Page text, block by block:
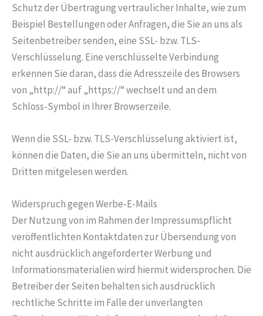
Schutz der Übertragung vertraulicher Inhalte, wie zum
Beispiel Bestellungen oder Anfragen, die Sie an uns als
Seitenbetreiber senden, eine SSL- bzw. TLS-
Verschlüsselung. Eine verschlüsselte Verbindung
erkennen Sie daran, dass die Adresszeile des Browsers
von „http://“ auf „https://“ wechselt und an dem
Schloss-Symbol in Ihrer Browserzeile.
Wenn die SSL- bzw. TLS-Verschlüsselung aktiviert ist,
können die Daten, die Sie an uns übermitteln, nicht von
Dritten mitgelesen werden.
Widerspruch gegen Werbe-E-Mails
Der Nutzung von im Rahmen der Impressumspflicht
veröffentlichten Kontaktdaten zur Übersendung von
nicht ausdrücklich angeforderter Werbung und
Informationsmaterialien wird hiermit widersprochen. Die
Betreiber der Seiten behalten sich ausdrücklich
rechtliche Schritte im Falle der unverlangten